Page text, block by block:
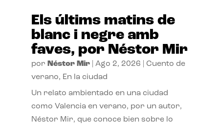
Els últims matins de
blanc i negre amb
faves, por Néstor Mir
por Néstor Mir| Ago 2, 2026
Cuento de
verano, En la ciudad
Un relato ambientado en una ciudad
como Valencia en verano, por un autor,
Néstor Mir, que conoce bien sobre lo